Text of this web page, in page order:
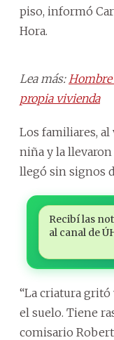
piso, informó
Hora.
Lea más: Hombre
propia vivienda
Los familiares, al
niña y la
llegó sin signos
Recibí las
al canal de
“La criatura
el suelo. Tiene
comisario